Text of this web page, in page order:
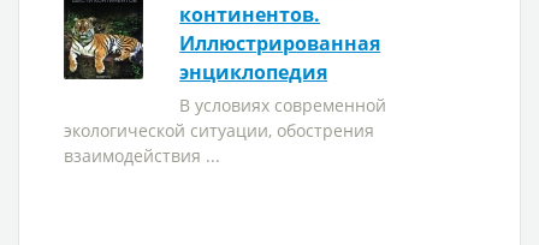
континентов.
Иллюстрированная
энциклопедия
В условиях современной
экологической ситуации, обострения
взаимодействия ...